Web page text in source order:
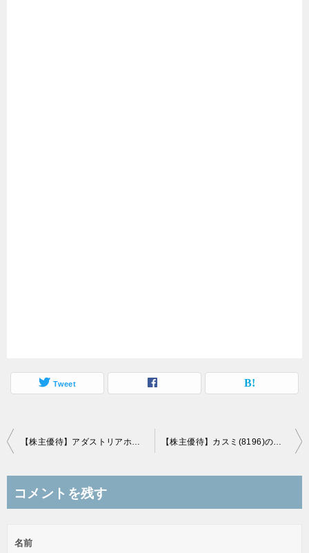
Tweet
投
ビ
ー
【株主優待】アダストリアホールディングス(2685)の優待到着、5000円相当の商品券 【株主優待】カスミ(8196)の優待到着、3,000円分優待券または米に交換
コメントを残す
名前